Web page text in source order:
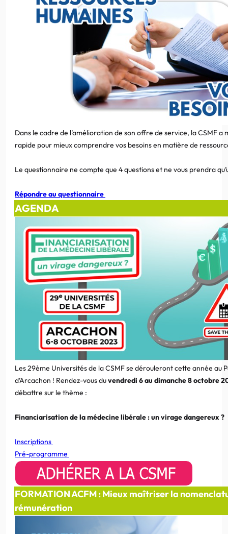
Dans le cadre de l’amélioration de son offre de service, la CSMF a
rapide pour mieux comprendre vos besoins en matière de
Le questionnaire ne compte que 4 questions et ne vous prendra
Répondre au questionnaire
AGENDA
Les 29ème Universités de la CSMF se dérouleront cette année au
d’Arcachon ! Rendez-vous duvendredi 6 au dimanche 8 octobre
débattre sur le thème :
Financiarisation de la médecine libérale : un virage dangereux ?
Inscriptions
Pré-programme
FORMATION ACFM : Mieux maîtriser la
rémunération